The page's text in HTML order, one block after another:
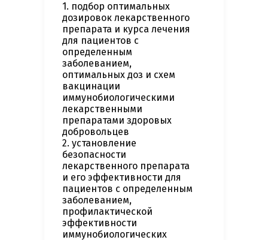
1. подбор оптимальных
дозировок лекарственного
препарата и курса лечения
для пациентов с
определенным
заболеванием,
оптимальных доз и схем
вакцинации
иммунобиологическими
лекарственными
препаратами здоровых
добровольцев
2. установление
безопасности
лекарственного препарата
и его эффективности для
пациентов с определенным
заболеванием,
профилактической
эффективности
иммунобиологических